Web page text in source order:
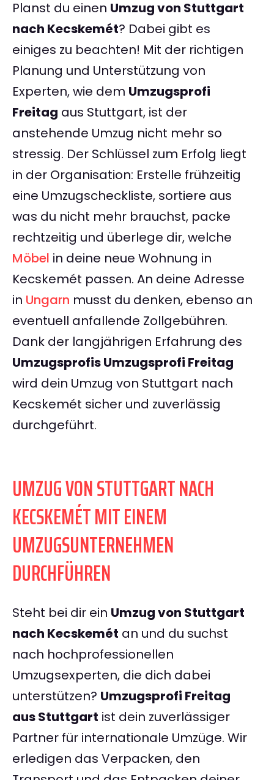
Planst du einen Umzug von Stuttgart
nach Kecskemét? Dabei gibt es
einiges zu beachten! Mit der richtigen
Planung und Unterstützung von
Experten, wie dem Umzugsprofi
Freitag aus Stuttgart, ist der
anstehende Umzug nicht mehr so
stressig. Der Schlüssel zum Erfolg liegt
in der Organisation: Erstelle frühzeitig
eine Umzugscheckliste, sortiere aus
was du nicht mehr brauchst, packe
rechtzeitig und überlege dir, welche
Möbel in deine neue Wohnung in
Kecskemét passen. An deine Adresse
in Ungarn musst du denken, ebenso an
eventuell anfallende Zollgebühren.
Dank der langjährigen Erfahrung des
Umzugsprofis Umzugsprofi Freitag
wird dein Umzug von Stuttgart nach
Kecskemét sicher und zuverlässig
durchgeführt.
UMZUG VON STUTTGART NACH
KECSKEMÉT MIT EINEM
UMZUGSUNTERNEHMEN
DURCHFÜHREN
Steht bei dir ein Umzug von Stuttgart
nach Kecskemét an und du suchst
nach hochprofessionellen
Umzugsexperten, die dich dabei
unterstützen? Umzugsprofi Freitag
aus Stuttgart ist dein zuverlässiger
Partner für internationale Umzüge. Wir
erledigen das Verpacken, den